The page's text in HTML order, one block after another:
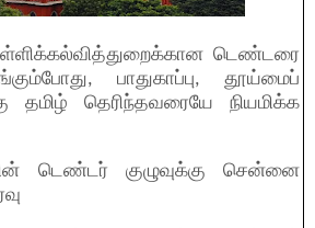
டெண்டரை
பாதுகாப்பு, தூய்மைப்
தமிழ் தெரிந்தவரையே நியமிக்க
டெண்டர் குழுவுக்கு சென்னை